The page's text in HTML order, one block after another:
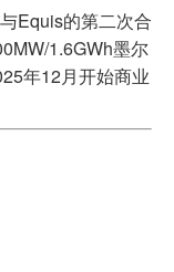
Equis的第二次合
1.6GWh墨尔
年12月开始商业